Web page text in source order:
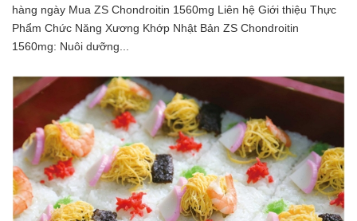
hàng ngày Mua ZS Chondroitin 1560mg Liên hệ Giới thiệu Thực
Phẩm Chức Năng Xương Khớp Nhật Bản ZS Chondroitin
1560mg: Nuôi dưỡng...